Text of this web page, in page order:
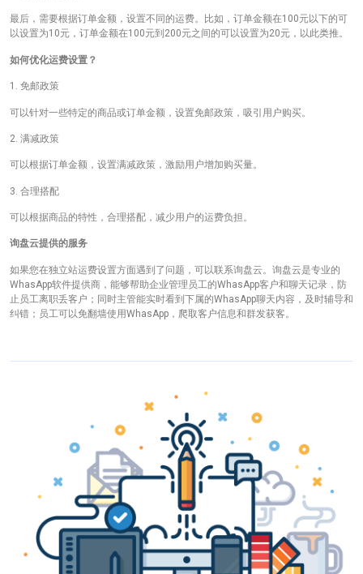
最后，需要根据订单金额，设置不同的运费。比如，订单金额在100元以下的可
以设置为10元，订单金额在100元到200元之间的可以设置为20元，以此类推。
如何优化运费设置？
1. 免邮政策
可以针对一些特定的商品或订单金额，设置免邮政策，吸引用户购买。
2. 满减政策
可以根据订单金额，设置满减政策，激励用户增加购买量。
3. 合理搭配
可以根据商品的特性，合理搭配，减少用户的运费负担。
询盘云提供的服务
如果您在独立站运费设置方面遇到了问题，可以联系询盘云。询盘云是专业的
WhasApp软件提供商，能够帮助企业管理员工的WhasApp客户和聊天记录，防
止员工离职丢客户；同时主管能实时看到下属的WhasApp聊天内容，及时辅导和
纠错；员工可以免翻墙使用WhasApp，爬取客户信息和群发获客。